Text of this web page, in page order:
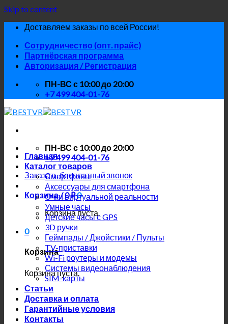
Skip to content
Доставляем заказы по всей России!
Сотрудничество (опт. прайс)
Партнёрская программа
Авторизация / Регистрация
ПН-ВС с 10:00 до 20:00
+7 499 404-01-76
ПН-ВС с 10:00 до 20:00
+7 499 404-01-76
Заказать бесплатный звонок
Корзина /0₽0
Корзина пуста.
0
Корзина
Корзина пуста.
Главная
Каталог товаров
Смартфоны
Аксессуары для смартфона
Очки виртуальной реальности
Умные часы
Детские часы с GPS
3D ручки
Геймпады / Джойстики / Пульты
TV-приставки
Wi-Fi роутеры и модемы
Системы видеонаблюдения
SIM-карты
Статьи
Доставка и оплата
Гарантийные условия
Контакты